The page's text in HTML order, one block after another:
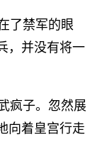
了禁军的眼
，并没有将一
疯子。忽然展
向着皇宫行走